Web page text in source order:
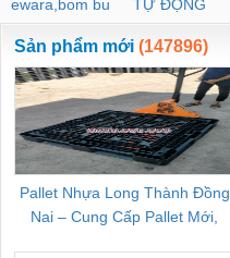
ewara,bom bu
ewara
TỰ ĐỘNG
Sản phẩm mới (147896)
Pallet Nhựa Long Thành Đồng
Nai – Cung Cấp Pallet Mới,